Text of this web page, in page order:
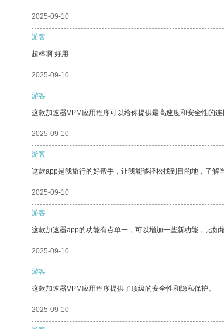
2025-09-10
游客
超棒啊 好用
2025-09-10
游客
这款加速器VPM应用程序可以给你提供最高速度和安全性的连
2025-09-10
游客
这款app是我旅行的好帮手，让我能够轻松找到目的地，了解
2025-09-10
游客
这款加速器app的功能有点单一，可以增加一些新功能，比如
2025-09-10
游客
这款加速器VPM应用程序提供了顶级的安全性和隐私保护。
2025-09-10